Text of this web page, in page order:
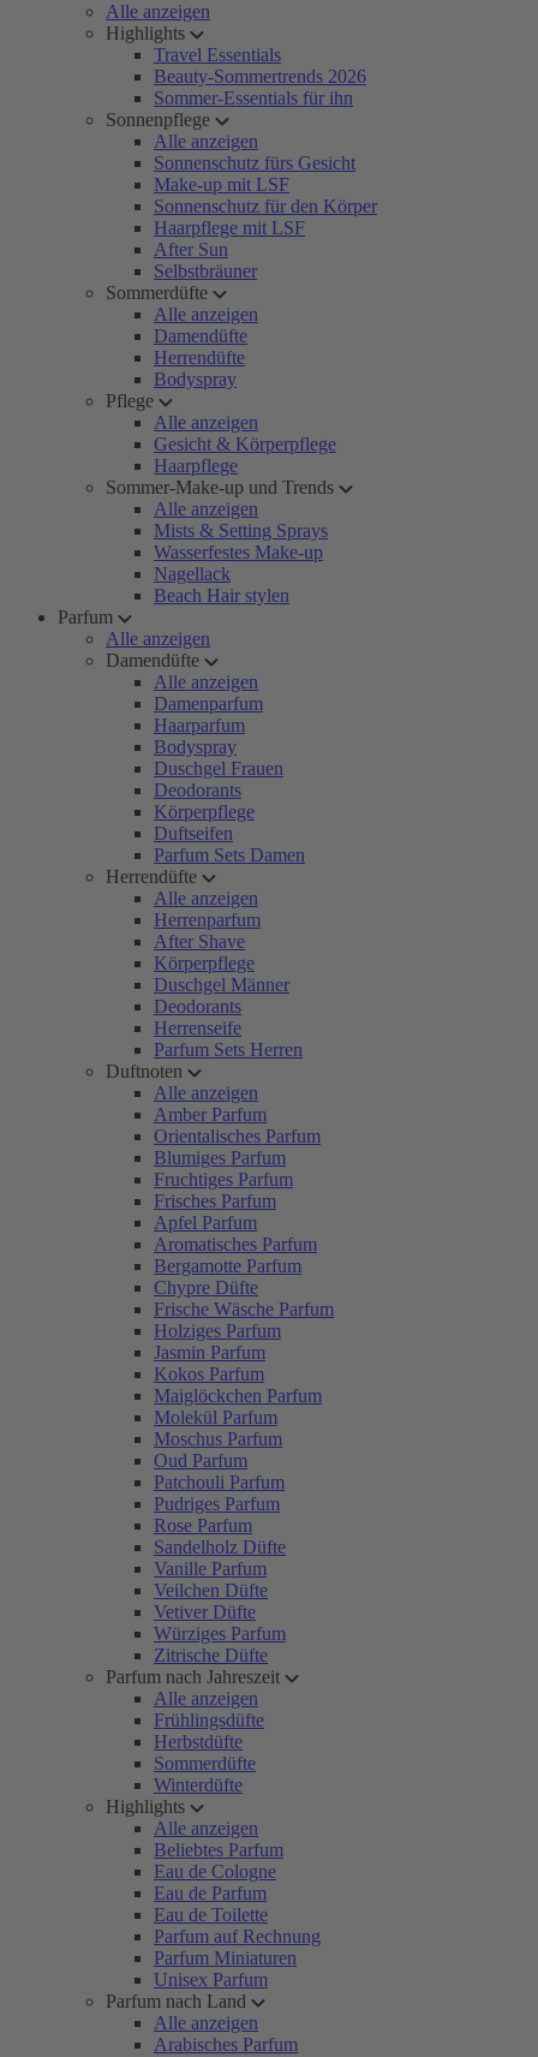
Alle anzeigen
Highlights
Travel Essentials
Beauty-Sommertrends 2026
Sommer-Essentials für ihn
Sonnenpflege
Alle anzeigen
Sonnenschutz fürs Gesicht
Make-up mit LSF
Sonnenschutz für den Körper
Haarpflege mit LSF
After Sun
Selbstbräuner
Sommerdüfte
Alle anzeigen
Damendüfte
Herrendüfte
Bodyspray
Pflege
Alle anzeigen
Gesicht & Körperpflege
Haarpflege
Sommer-Make-up und Trends
Alle anzeigen
Mists & Setting Sprays
Wasserfestes Make-up
Nagellack
Beach Hair stylen
Parfum
Alle anzeigen
Damendüfte
Alle anzeigen
Damenparfum
Haarparfum
Bodyspray
Duschgel Frauen
Deodorants
Körperpflege
Duftseifen
Parfum Sets Damen
Herrendüfte
Alle anzeigen
Herrenparfum
After Shave
Körperpflege
Duschgel Männer
Deodorants
Herrenseife
Parfum Sets Herren
Duftnoten
Alle anzeigen
Amber Parfum
Orientalisches Parfum
Blumiges Parfum
Fruchtiges Parfum
Frisches Parfum
Apfel Parfum
Aromatisches Parfum
Bergamotte Parfum
Chypre Düfte
Frische Wäsche Parfum
Holziges Parfum
Jasmin Parfum
Kokos Parfum
Maiglöckchen Parfum
Molekül Parfum
Moschus Parfum
Oud Parfum
Patchouli Parfum
Pudriges Parfum
Rose Parfum
Sandelholz Düfte
Vanille Parfum
Veilchen Düfte
Vetiver Düfte
Würziges Parfum
Zitrische Düfte
Parfum nach Jahreszeit
Alle anzeigen
Frühlingsdüfte
Herbstdüfte
Sommerdüfte
Winterdüfte
Highlights
Alle anzeigen
Beliebtes Parfum
Eau de Cologne
Eau de Parfum
Eau de Toilette
Parfum auf Rechnung
Parfum Miniaturen
Unisex Parfum
Parfum nach Land
Alle anzeigen
Arabisches Parfum